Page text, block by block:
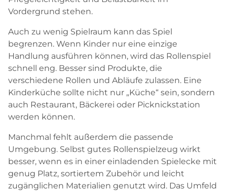
Vordergrund stehen.
Auch zu wenig Spielraum kann das Spiel
begrenzen. Wenn Kinder nur eine einzige
Handlung ausführen können, wird das Rollenspiel
schnell eng. Besser sind Produkte, die
verschiedene Rollen und Abläufe zulassen. Eine
Kinderküche sollte nicht nur „Küche“ sein, sondern
auch Restaurant, Bäckerei oder Picknickstation
werden können.
Manchmal fehlt außerdem die passende
Umgebung. Selbst gutes Rollenspielzeug wirkt
besser, wenn es in einer einladenden Spielecke mit
genug Platz, sortiertem Zubehör und leicht
zugänglichen Materialien genutzt wird. Das Umfeld